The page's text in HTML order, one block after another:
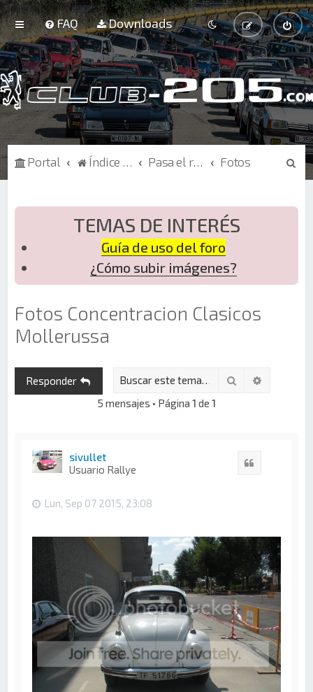
FAQ Downloads
Portal Índice de Foros Pasa el rato Fotos
B
TEMAS DE INTERÉS
Guía de uso del foro
¿Cómo subir imágenes?
Fotos Concentracion Clasicos
Mollerussa
Responder Buscar
5 mensajes • Página 1 de 1
sivullet
Usuario Rallye
Lun, Sep 07 2015, 23:08